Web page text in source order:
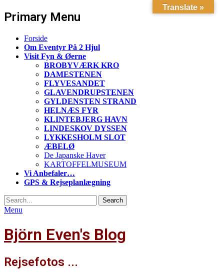
Primary Menu
Skip
content
Forside
Om Eventyr På 2 Hjul
Visit Fyn & Øerne
BROBYVÆRK KRO
DAMESTENEN
FLYVESANDET
GLAVENDRUPSTENEN
GYLDENSTEN STRAND
HELNÆS FYR
KLINTEBJERG HAVN
LINDESKOV DYSSEN
LYKKESHOLM SLOT
ÆBELØ
De Japanske Haver
KARTOFFELMUSEUM
Vi Anbefaler…
GPS & Rejseplanlægning
Search
Search
for:
Menu
Björn Even's Blog
Rejsefotos ...
Translate »